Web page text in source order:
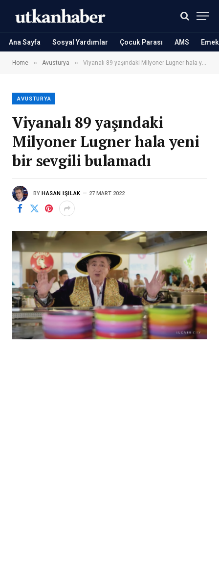
Ana Sayfa Sosyal Yardımlar Çocuk Parası AMS
Home » Avusturya » Viyanalı 89 yaşındaki Milyoner Lugner hala yeni bir sevgili bulamadı
AVUSTURYA
Viyanalı 89 yaşındaki
Milyoner Lugner hala yeni
bir sevgili bulamadı
BY HASAN IŞILAK 27 MART 2022